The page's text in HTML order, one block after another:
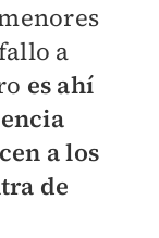
a
es ahí
a los
de